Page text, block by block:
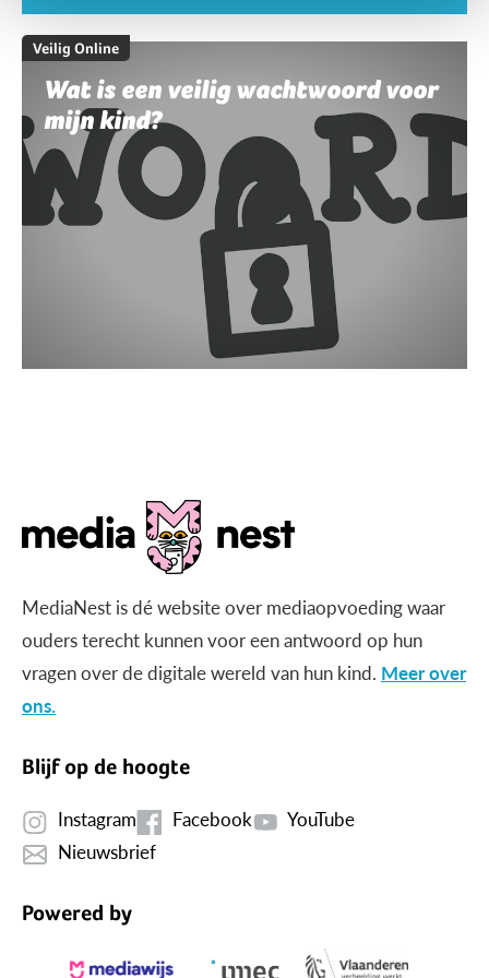
Veilig Online
Wat is een veilig wachtwoord voor
mijn kind?
MediaNest is dé website over mediaopvoeding waar
ouders terecht kunnen voor een antwoord op hun
vragen over de digitale wereld van hun kind. Meer over
ons.
Blijf op de hoogte
Instagram Facebook
YouTube
Nieuwsbrief
Powered by